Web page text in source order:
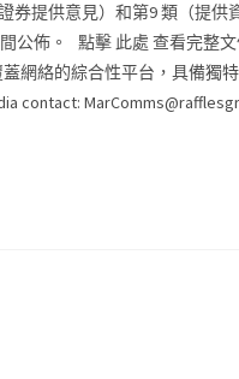
券提供意見）和第9 類（提
公佈。 點擊 此處 查看完整
網絡的綜合性平台，具備獨
contact: